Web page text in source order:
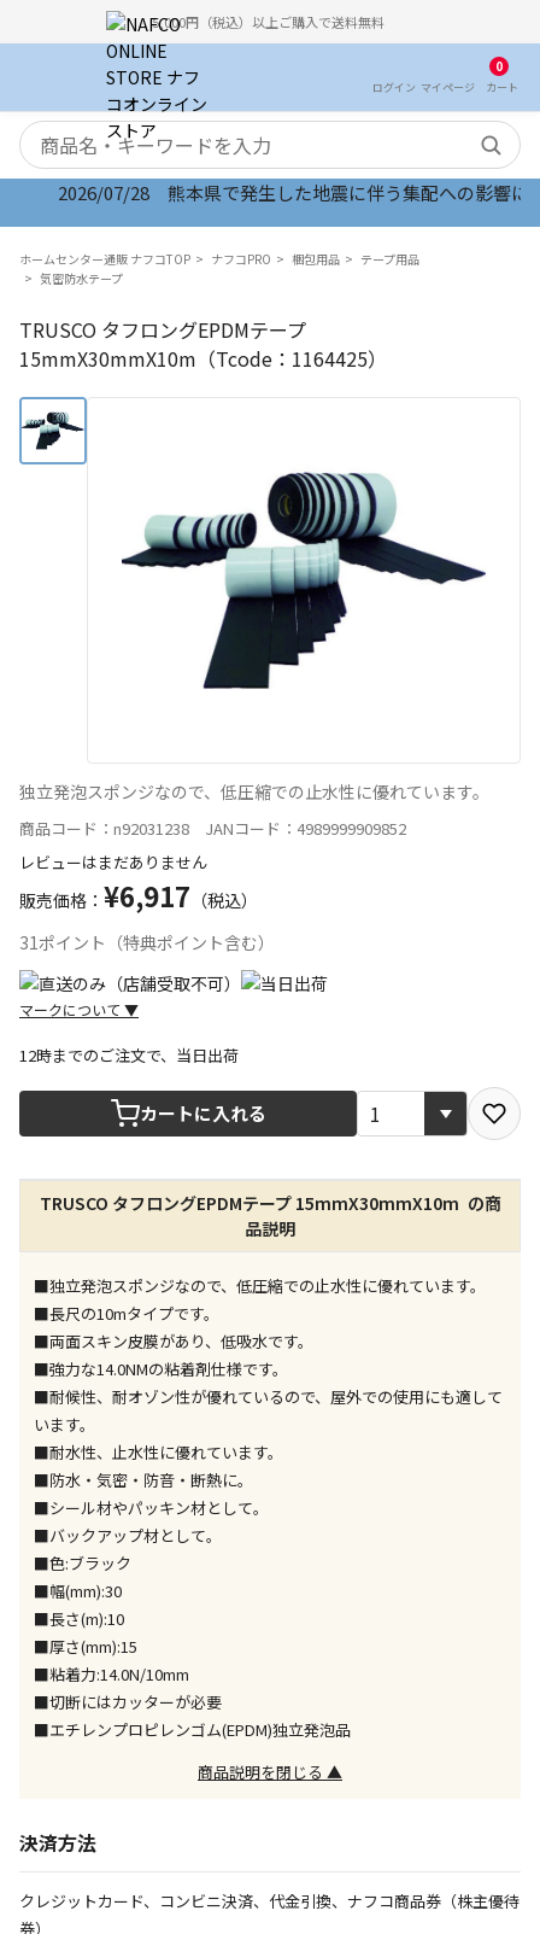
5,000円（税込）以上ご購入で送料無料
ログイン マイ ページ
0
カート
検索キーワード
2026/07/28 熊本県で発生した地震に伴う集配への影響
ホームセンター通販 ナフコTOP ナフコPRO 梱包用品
テープ用品
気密防水テープ
TRUSCO タフロングEPDMテープ
15mmX30mmX10m（Tcode：1164425）
独立発泡スポンジなので、低圧縮での止水性に優れています。
商品コード：n92031238 JANコード：4989999909852
レビューはまだありません
販売価格： ¥6,917 （税込）
31ポイント（特典ポイント含む）
マークについて ▼
宅配や店舗受取を選択できる商品です
店舗のみで受取できる商品です（宅配便でのお届けが
できません）
※同時購入の商品は、全て同じ店舗での受取となりま
す
特定の店舗のみで受取ができる商品です（宅配便での
お届けができません）
※同時購入の商品は、全て同じ店舗での受取となりま
す
※ほか商品との同時購入はできません。お手数です
が、ご購入手続きを分けてお買い求めください
※支払い方法の代金引換は選択できません。
※電話注文はできません。
宅配のみでお届けする商品です（店舗受取は選択でき
ません）
同時購入が可能です
午前9時までのご注文確定した商品については、当日に
出荷いたします。
ただし、メーカーの営業日に基づき出荷手続きを行う
また、日曜・祝日や年末年始などの長期休業期間中
設置工事代金も含まれた商品です
12時までのご注文で、当日出荷
カートに入れる
TRUSCO タフロングEPDMテープ 15mmX30mmX10m の商
品説明
■独立発泡スポンジなので、低圧縮での止水性に優れています。
■長尺の10mタイプです。
■両面スキン皮膜があり、低吸水です。
■強力な14.0NMの粘着剤仕様です。
■耐候性、耐オゾン性が優れているので、屋外での使用にも適して
います。
■耐水性、止水性に優れています。
■防水・気密・防音・断熱に。
■シール材やパッキン材として。
■バックアップ材として。
■色:ブラック
■幅(mm):30
■長さ(m):10
■厚さ(mm):15
■粘着力:14.0N/10mm
■切断にはカッターが必要
■エチレンプロピレンゴム(EPDM)独立発泡品
商品説明を閉じる ▲
決済方法
クレジットカード、コンビニ決済、代金引換、ナフコ商品券（株主優待
券）